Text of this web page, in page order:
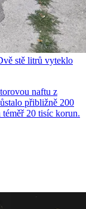
stě litrů vyteklo
naftu z
přibližně 200
20 tisíc korun.